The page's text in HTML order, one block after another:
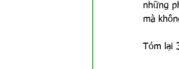
những
mà
Tóm lại